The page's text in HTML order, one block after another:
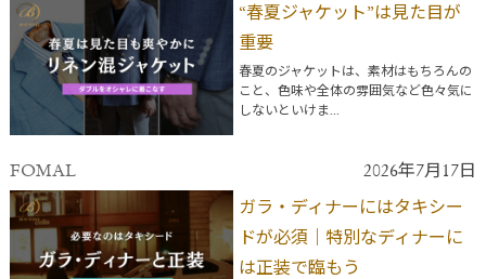
“春夏ジャケット”は見た目が
重要
春夏のジャケットは、素材はもちろんの
こと、色味や全体の雰囲気など色々気に
しないといけま...
FOMAL 2026年7月17日
ガラ・ディナーにはタキシー
ドが必須｜特別なディナーに
は正装で臨もう